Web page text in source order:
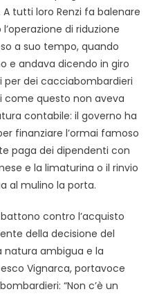
tutti loro Renzi fa balenare
di riduzione
a suo tempo, quando
e andava dicendo in giro
dei cacciabombardieri
come questo non aveva
contabile: il governo ha
finanziare l’ormai famoso
paga dei dipendenti con
e la limaturina o il rinvio
al mulino la porta.
contro l’acquisto
della decisione del
natura ambigua e la
Vignarca, portavoce
“Non c’è un